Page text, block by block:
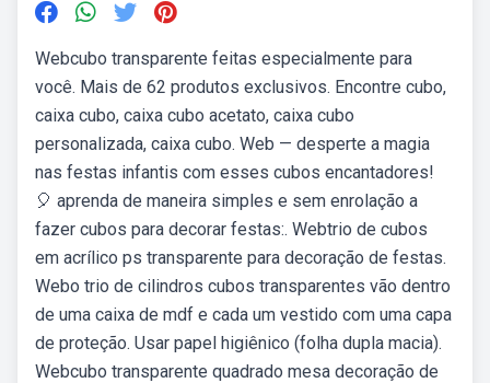
Webcubo transparente feitas especialmente para
você. Mais de 62 produtos exclusivos. Encontre cubo,
caixa cubo, caixa cubo acetato, caixa cubo
personalizada, caixa cubo. Web — desperte a magia
nas festas infantis com esses cubos encantadores!
🎈 aprenda de maneira simples e sem enrolação a
fazer cubos para decorar festas:. Webtrio de cubos
em acrílico ps transparente para decoração de festas.
Webo trio de cilindros cubos transparentes vão dentro
de uma caixa de mdf e cada um vestido com uma capa
de proteção. Usar papel higiênico (folha dupla macia).
Webcubo transparente quadrado mesa decoração de